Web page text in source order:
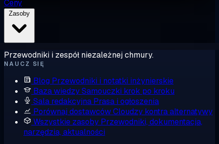
Ceny
Przewodniki i zespół niezależnej chmury.
NAUCZ SIĘ
Blog Przewodniki i notatki inżynierskie
Baza wiedzySamouczki krok po kroku
Sala redakcyjna Prasa i ogłoszenia
Porównaj dostawcówCloudzy kontra alternatywy
Wszystkie zasoby Przewodniki, dokumentacja,
narzędzia, aktualności